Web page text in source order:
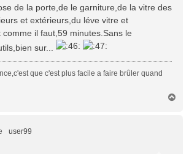
de la porte,de le garniture,de la vitre des
et extérieurs,du léve vitre et
il faut,59 minutes.Sans le
sur...
que c'est plus facile a faire brûler quand
user99